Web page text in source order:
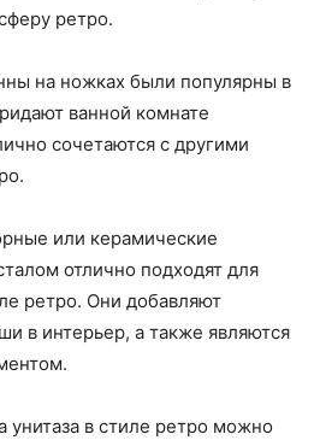
ретро.
на ножках были популярны в
ванной комнате
сочетаются с другими
или керамические
отлично подходят для
ретро. Они добавляют
в интерьер, а также являются
унитаза в стиле ретро можно